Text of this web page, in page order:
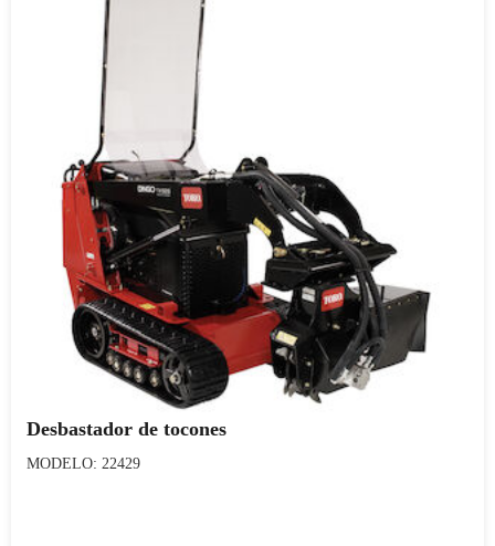
Desbastador de tocones
MODELO: 22429